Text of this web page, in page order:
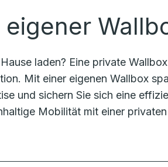
laden? Eine private
Mit einer eigenen Wallbox
und sichern Sie sich eine
Mobilität mit einer